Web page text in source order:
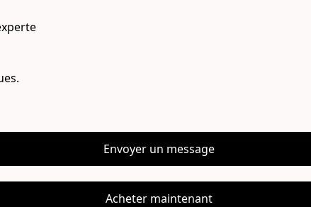
Envoyer un message
Acheter maintenant